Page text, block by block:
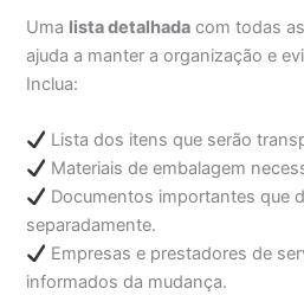
Uma lista detalhada com todas
ajuda a manter a organização e
Inclua:
Lista dos itens que serão
Materiais de embalagem
Documentos importantes que
separadamente.
Empresas e prestadores de
informados da mudança.